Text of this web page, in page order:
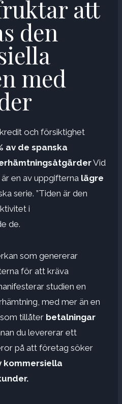
att
den
med
och försiktighet
av de spanska
Vid
en av uppgifterna lägre
serie. ”Tiden är den
i
de.
som genererar
för att kräva
studien en
med mer än en
tillåter betalningar
du levererar ett
på att företag söker
kommersiella